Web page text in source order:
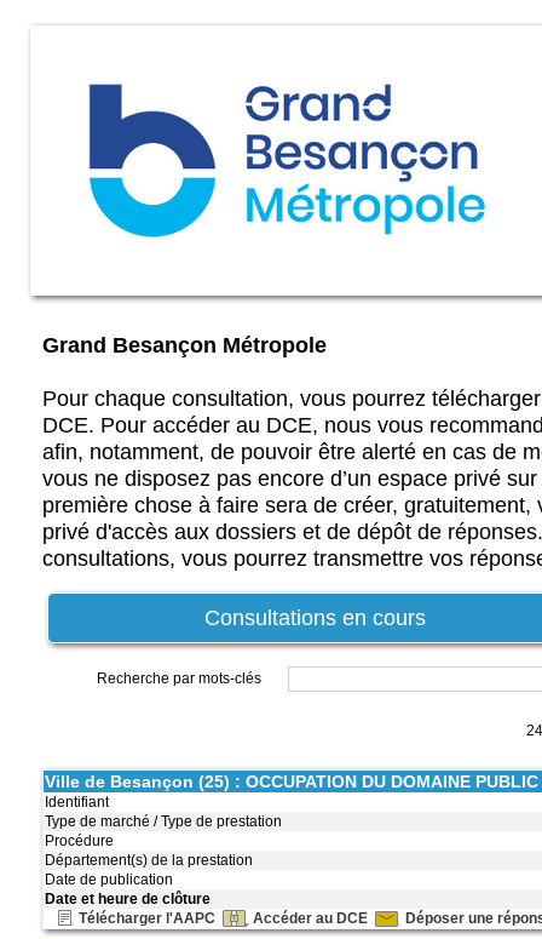
Grand Besançon Métropole
Pour chaque consultation, vous pourrez
DCE. Pour accéder au DCE, nous vous
afin, notamment, de pouvoir être alerté en cas de
vous ne disposez pas encore d’un espace privé
première chose à faire sera de créer, gratuitement,
privé d'accès aux dossiers et de dépôt de
consultations, vous pourrez transmettre vos
Consultations en cours
Recherche par mots-clés
Ville de Besançon (25) : OCCUPATION DU DOMAINE
Identifiant
Type de marché / Type de prestation
Procédure
Département(s) de la prestation
Date de publication
Date et heure de clôture
Télécharger l'AAPC
Accéder au DCE Déposer une